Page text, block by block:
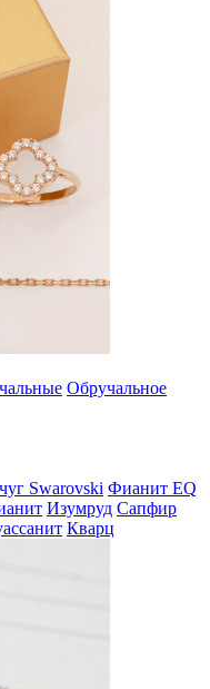
Обручальное
Swarovski Фианит EQ
Изумруд Сапфир
Кварц